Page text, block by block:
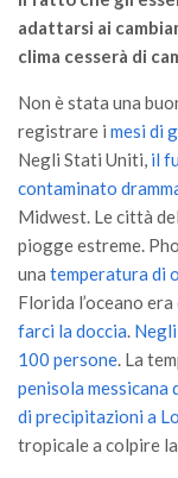
GdL Verde
GdL
GdL
GdL Boschi
GdL
GdL Boschi
Post Recenti
Ricevi la
Avvisi
adattarsi ai
clima cesserà di
Non è stata una
registrare i mesi di
Negli Stati Uniti, il
contaminato
Midwest. Le città
piogge estreme.
una temperatura di
Florida l’oceano era
farci la doccia.
100 persone. La
penisola messicana
di precipitazioni a
tropicale a colpire